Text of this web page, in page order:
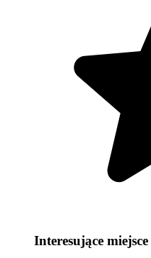
Interesujące miejsce